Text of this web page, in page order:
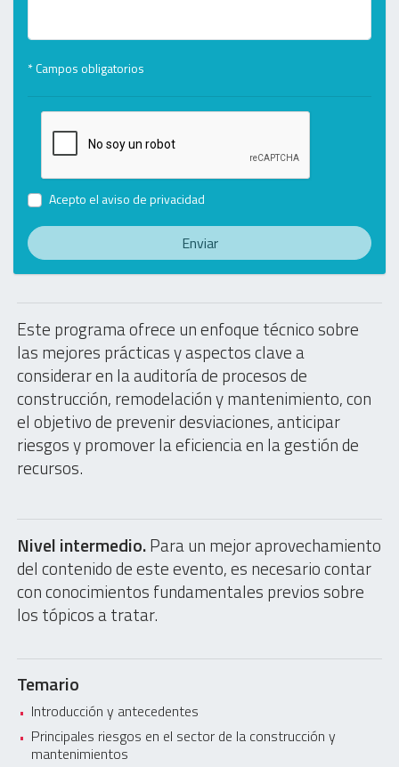
Este programa ofrece un enfoque técnico sobre
las mejores prácticas y aspectos clave a
considerar en la auditoría de procesos de
construcción, remodelación y mantenimiento, con
el objetivo de prevenir desviaciones, anticipar
riesgos y promover la eficiencia en la gestión de
recursos.
Nivel intermedio.Para un mejor aprovechamiento
del contenido de este evento, es necesario contar
con conocimientos fundamentales previos sobre
los tópicos a tratar.
Temario
Introducción y antecedentes
Principales riesgos en el sector de la construcción y
mantenimientos
* Campos obligatorios
Acepto el aviso de privacidad
Enviar